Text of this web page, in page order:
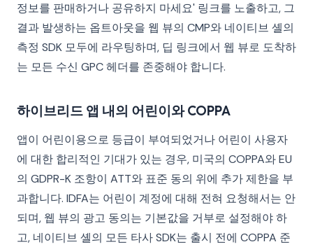
정보를 판매하거나 공유하지 마세요' 링크를 노출하고, 그
결과 발생하는 옵트아웃을 웹 뷰의 CMP와 네이티브 셸의
측정 SDK 모두에 라우팅하며, 딥 링크에서 웹 뷰로 도착하
는 모든 수신 GPC 헤더를 존중해야 합니다.
하이브리드 앱 내의 어린이와 COPPA
앱이 어린이용으로 등급이 부여되었거나 어린이 사용자
에 대한 합리적인 기대가 있는 경우, 미국의 COPPA와 EU
의 GDPR-K 조항이 ATT와 표준 동의 위에 추가 제한을 부
과합니다. IDFA는 어린이 계정에 대해 전혀 요청해서는 안
되며, 웹 뷰의 광고 동의는 기본값을 거부로 설정해야 하
고, 네이티브 셸의 모든 타사 SDK는 출시 전에 COPPA 준